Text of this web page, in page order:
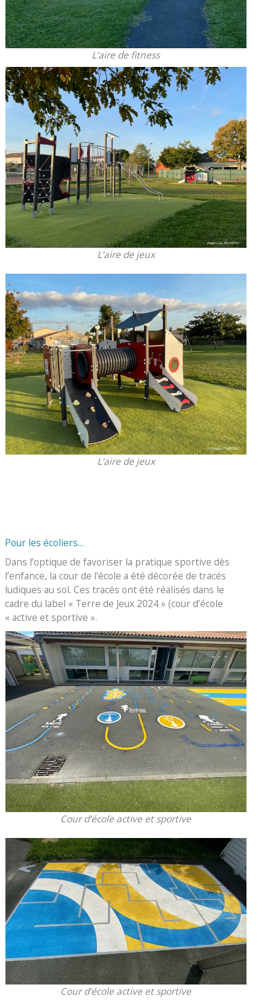
L’aire de fitness
L’aire de jeux
L’aire de jeux
Pour les écoliers…
Dans l’optique de favoriser la pratique sportive dès
l’enfance, la cour de l’école a été décorée de tracés
ludiques au sol. Ces tracés ont été réalisés dans le
cadre du label « Terre de Jeux 2024 » (cour d’école
« active et sportive ».
Cour d’école active et sportive
Cour d’école active et sportive